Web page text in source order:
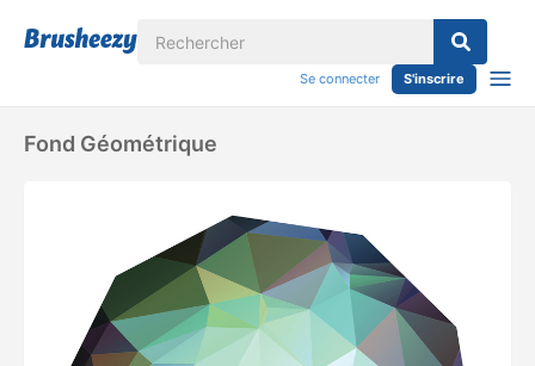
Se connecter S'inscrire
Fond Géométrique